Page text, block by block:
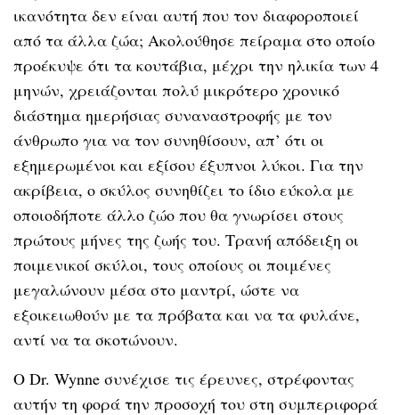
ικανότητα δεν είναι αυτή που τον διαφοροποιεί
από τα άλλα ζώα; Ακολούθησε πείραμα στο οποίο
προέκυψε ότι τα κουτάβια, μέχρι την ηλικία των 4
μηνών, χρειάζονται πολύ μικρότερο χρονικό
διάστημα ημερήσιας συναναστροφής με τον
άνθρωπο για να τον συνηθίσουν, απ’ ότι οι
εξημερωμένοι και εξίσου έξυπνοι λύκοι. Για την
ακρίβεια, ο σκύλος συνηθίζει το ίδιο εύκολα με
οποιοδήποτε άλλο ζώο που θα γνωρίσει στους
πρώτους μήνες της ζωής του. Τρανή απόδειξη οι
ποιμενικοί σκύλοι, τους οποίους οι ποιμένες
μεγαλώνουν μέσα στο μαντρί, ώστε να
εξοικειωθούν με τα πρόβατα και να τα φυλάνε,
αντί να τα σκοτώνουν.
Ο Dr. Wynne συνέχισε τις έρευνες, στρέφοντας
αυτήν τη φορά την προσοχή του στη συμπεριφορά